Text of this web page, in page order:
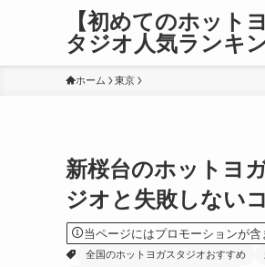
【初めてのホット
タジオ人気ランキ
ホーム 東京
新桜台のホットヨ
ジオと失敗しない
当ページにはプロモーションが含
全国のホットヨガスタジオおすすめ